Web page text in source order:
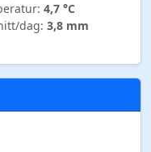
4,7 °C
dag: 3,8 mm